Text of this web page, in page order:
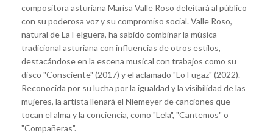
compositora asturiana Marisa Valle Roso deleitará al público
con su poderosa voz y su compromiso social. Valle Roso,
natural de La Felguera, ha sabido combinar la música
tradicional asturiana con influencias de otros estilos,
destacándose en la escena musical con trabajos como su
disco "Consciente" (2017) y el aclamado "Lo Fugaz" (2022).
Reconocida por su lucha por la igualdad y la visibilidad de las
mujeres, la artista llenará el Niemeyer de canciones que
tocan el alma y la conciencia, como "Lela", "Cantemos" o
"Compañeras".